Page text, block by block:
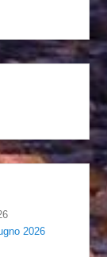
2026